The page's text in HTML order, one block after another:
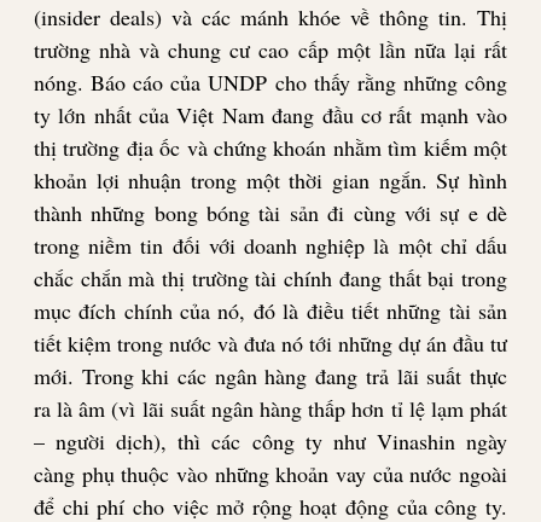
(insider deals) và các mánh khóe về thông tin. Thị
trường nhà và chung cư cao cấp một lần nữa lại rất
nóng. Báo cáo của UNDP cho thấy rằng những công
ty lớn nhất của Việt Nam đang đầu cơ rất mạnh vào
thị trường địa ốc và chứng khoán nhằm tìm kiếm một
khoản lợi nhuận trong một thời gian ngắn. Sự hình
thành những bong bóng tài sản đi cùng với sự e dè
trong niềm tin đối với doanh nghiệp là một chỉ dấu
chắc chắn mà thị trường tài chính đang thất bại trong
mục đích chính của nó, đó là điều tiết những tài sản
tiết kiệm trong nước và đưa nó tới những dự án đầu tư
mới. Trong khi các ngân hàng đang trả lãi suất thực
ra là âm (vì lãi suất ngân hàng thấp hơn tỉ lệ lạm phát
– người dịch), thì các công ty như Vinashin ngày
càng phụ thuộc vào những khoản vay của nước ngoài
để chi phí cho việc mở rộng hoạt động của công ty.